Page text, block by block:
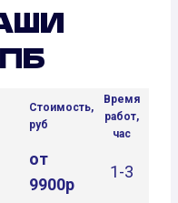
Стоимость,
руб
Время
работ,
час
от
9900р
1-3